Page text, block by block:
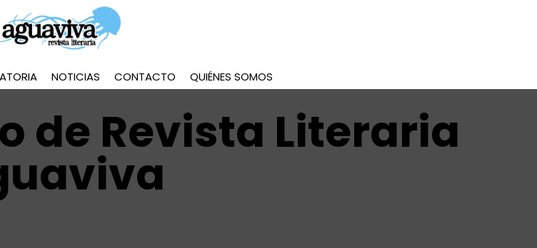
NOTICIAS CONTACTO QUIÉNES SOMOS
de Revista Literaria